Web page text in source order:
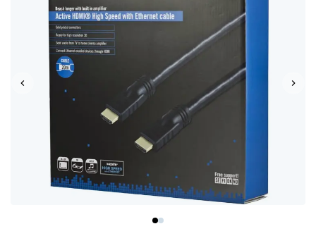
item
item